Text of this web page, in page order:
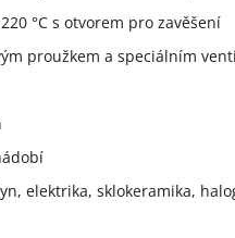
°C s otvorem pro zavěšení
proužkem a speciálním
elektrika, sklokeramika,